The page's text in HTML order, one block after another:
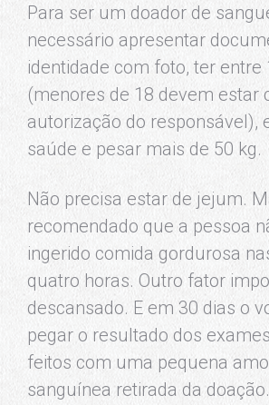
Para ser um doador de
necessário apresentar
identidade com foto, ter entre
(menores de 18 devem estar
autorização do responsável),
saúde e pesar mais de 50 kg.
Não precisa estar de jejum.
recomendado que a pessoa
ingerido comida gordurosa
quatro horas. Outro fator
descansado. E em 30 dias o
pegar o resultado dos
feitos com uma pequena
sanguínea retirada da doação.